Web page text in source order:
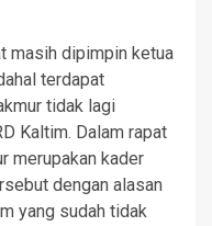
masih dipimpin ketua
terdapat
tidak lagi
Kaltim. Dalam rapat
merupakan kader
dengan alasan
yang sudah tidak